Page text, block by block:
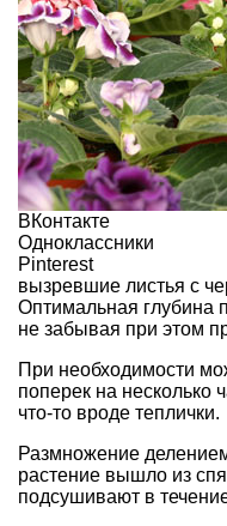
ВКонтакте
Одноклассники
Pinterest
вызревшие листья с
Оптимальная глубина
не забывая при этом
При необходимости
поперек на несколько
что-то вроде теплички.
Размножение
растение вышло из
подсушивают в